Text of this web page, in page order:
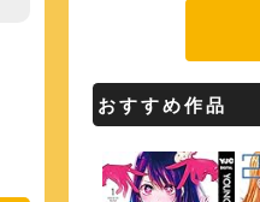
おすすめ作品